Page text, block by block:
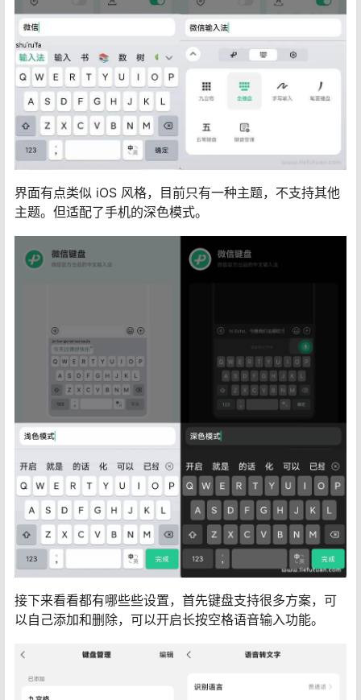
界面有点类似 iOS 风格，目前只有一种主题，不支持其他
主题。但适配了手机的深色模式。
接下来看看都有哪些些设置，首先键盘支持很多方案，可
以自己添加和删除，可以开启长按空格语音输入功能。